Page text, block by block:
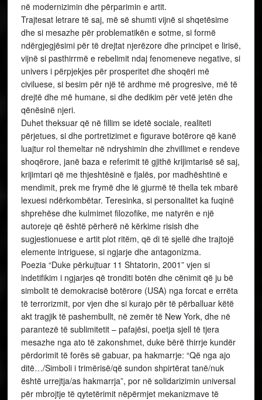
në modernizimin dhe përparimin e artit.
Trajtesat letrare të saj, më së shumti vijnë si shqetësime
dhe si mesazhe për problematikën e sotme, si formë
ndërgjegjësimi për të drejtat njerëzore dhe principet e lirisë,
vijnë si pasthirrmë e rebelimit ndaj fenomeneve negative, si
univers i përpjekjes për prosperitet dhe shoqëri më
civiluese, si besim për një të ardhme më progresive, më të
drejtë dhe më humane, si dhe dedikim për vetë jetën dhe
qënësinë njeri.
Duhet theksuar që në fillim se idetë sociale, realiteti
përjetues, si dhe portretizimet e figurave botërore që kanë
luajtur rol themeltar në ndryshimin dhe zhvillimet e rendeve
shoqërore, janë baza e referimit të gjithë krijimtarisë së saj,
krijimtari që me thjeshtësinë e fjalës, por madhështinë e
mendimit, prek me frymë dhe lë gjurmë të thella tek mbarë
lexuesi ndërkombëtar. Teresinka, si personalitet ka fuqinë
shprehëse dhe kulmimet filozofike, me natyrën e një
autoreje që është përherë në kërkime risish dhe
sugjestionuese e artit plot ritëm, që di të sjellë dhe trajtojë
elemente intriguese, si ngjarje dhe antagonizma.
Poezia “Duke përkujtuar 11 Shtatorin, 2001” vjen si
indetifikim i ngjarjes që tronditi botën dhe cënimit që ju bë
simbolit të demokracisë botërore (USA) nga forcat e errëta
të terrorizmit, por vjen dhe si kurajo për të përballuar këtë
akt tragjik të pashembullt, në zemër të New York, dhe në
parantezë të sublimitetit – pafajësi, poetja sjell të tjera
mesazhe nga ato të zakonshmet, duke bërë thirrje kundër
përdorimit të forës së gabuar, pa hakmarrje: “Që nga ajo
ditë…/Simboli i trimërisë/që sundon shpirtërat tanë/nuk
është urrejtja/as hakmarrja”, por në solidarizimin universal
për mbrojtje të qytetërimit nëpërmjet mekanizmave të